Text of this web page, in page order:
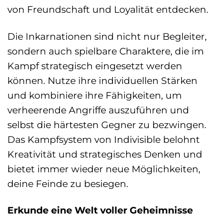
von Freundschaft und Loyalität entdecken.
Die Inkarnationen sind nicht nur Begleiter,
sondern auch spielbare Charaktere, die im
Kampf strategisch eingesetzt werden
können. Nutze ihre individuellen Stärken
und kombiniere ihre Fähigkeiten, um
verheerende Angriffe auszuführen und
selbst die härtesten Gegner zu bezwingen.
Das Kampfsystem von Indivisible belohnt
Kreativität und strategisches Denken und
bietet immer wieder neue Möglichkeiten,
deine Feinde zu besiegen.
Erkunde eine Welt voller Geheimnisse